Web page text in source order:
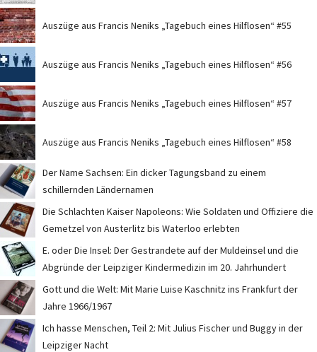
Auszüge aus Francis Neniks „Tagebuch eines Hilflosen“ #55
Auszüge aus Francis Neniks „Tagebuch eines Hilflosen“ #56
Auszüge aus Francis Neniks „Tagebuch eines Hilflosen“ #57
Auszüge aus Francis Neniks „Tagebuch eines Hilflosen“ #58
Der Name Sachsen: Ein dicker Tagungsband zu einem
schillernden Ländernamen
Die Schlachten Kaiser Napoleons: Wie Soldaten und Offiziere die
Gemetzel von Austerlitz bis Waterloo erlebten
E. oder Die Insel: Der Gestrandete auf der Muldeinsel und die
Abgründe der Leipziger Kindermedizin im 20. Jahrhundert
Gott und die Welt: Mit Marie Luise Kaschnitz ins Frankfurt der
Jahre 1966/1967
Ich hasse Menschen, Teil 2: Mit Julius Fischer und Buggy in der
Leipziger Nacht